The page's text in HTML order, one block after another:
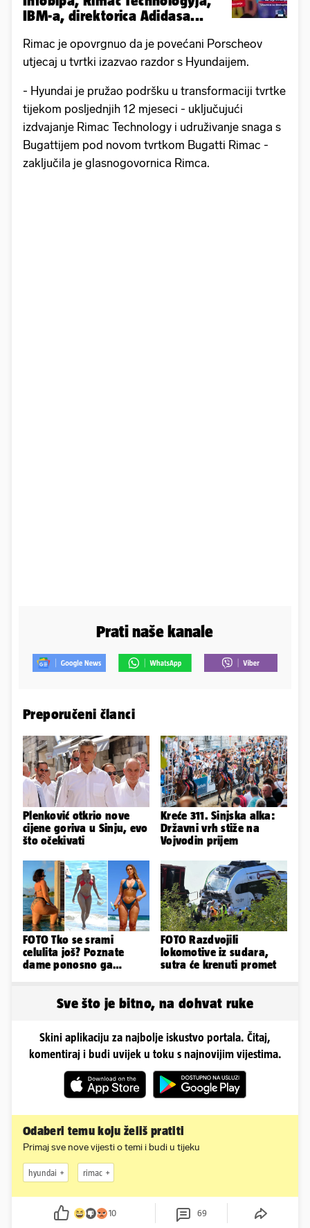
IBM-a, direktorica Adidasa...
Rimac je opovrgnuo da je povećani Porscheov
utjecaj u tvrtki izazvao razdor s Hyundaijem.
- Hyundai je pružao podršku u transformaciji tvrtke
tijekom posljednjih 12 mjeseci - uključujući
izdvajanje Rimac Technology i udruživanje snaga s
Bugattijem pod novom tvrtkom Bugatti Rimac -
zaključila je glasnogovornica Rimca.
Prati naše kanale
Preporučeni članci
Plenković otkrio nove
cijene goriva u Sinju, evo
što očekivati
Kreće 311. Sinjska alka:
Državni vrh stiže na
Vojvodin prijem
FOTO Tko se srami
celulita još? Poznate
dame ponosno ga
FOTO Razdvojili
lokomotive iz sudara,
sutra će krenuti promet
Sve što je bitno, na dohvat ruke
Skini aplikaciju za najbolje iskustvo portala. Čitaj,
komentiraj i budi uvijek u toku s najnovijim vijestima.
Odaberi temu koju želiš pratiti
Primaj sve nove vijesti o temi i budi u tijeku
hyundai rimac
10 69